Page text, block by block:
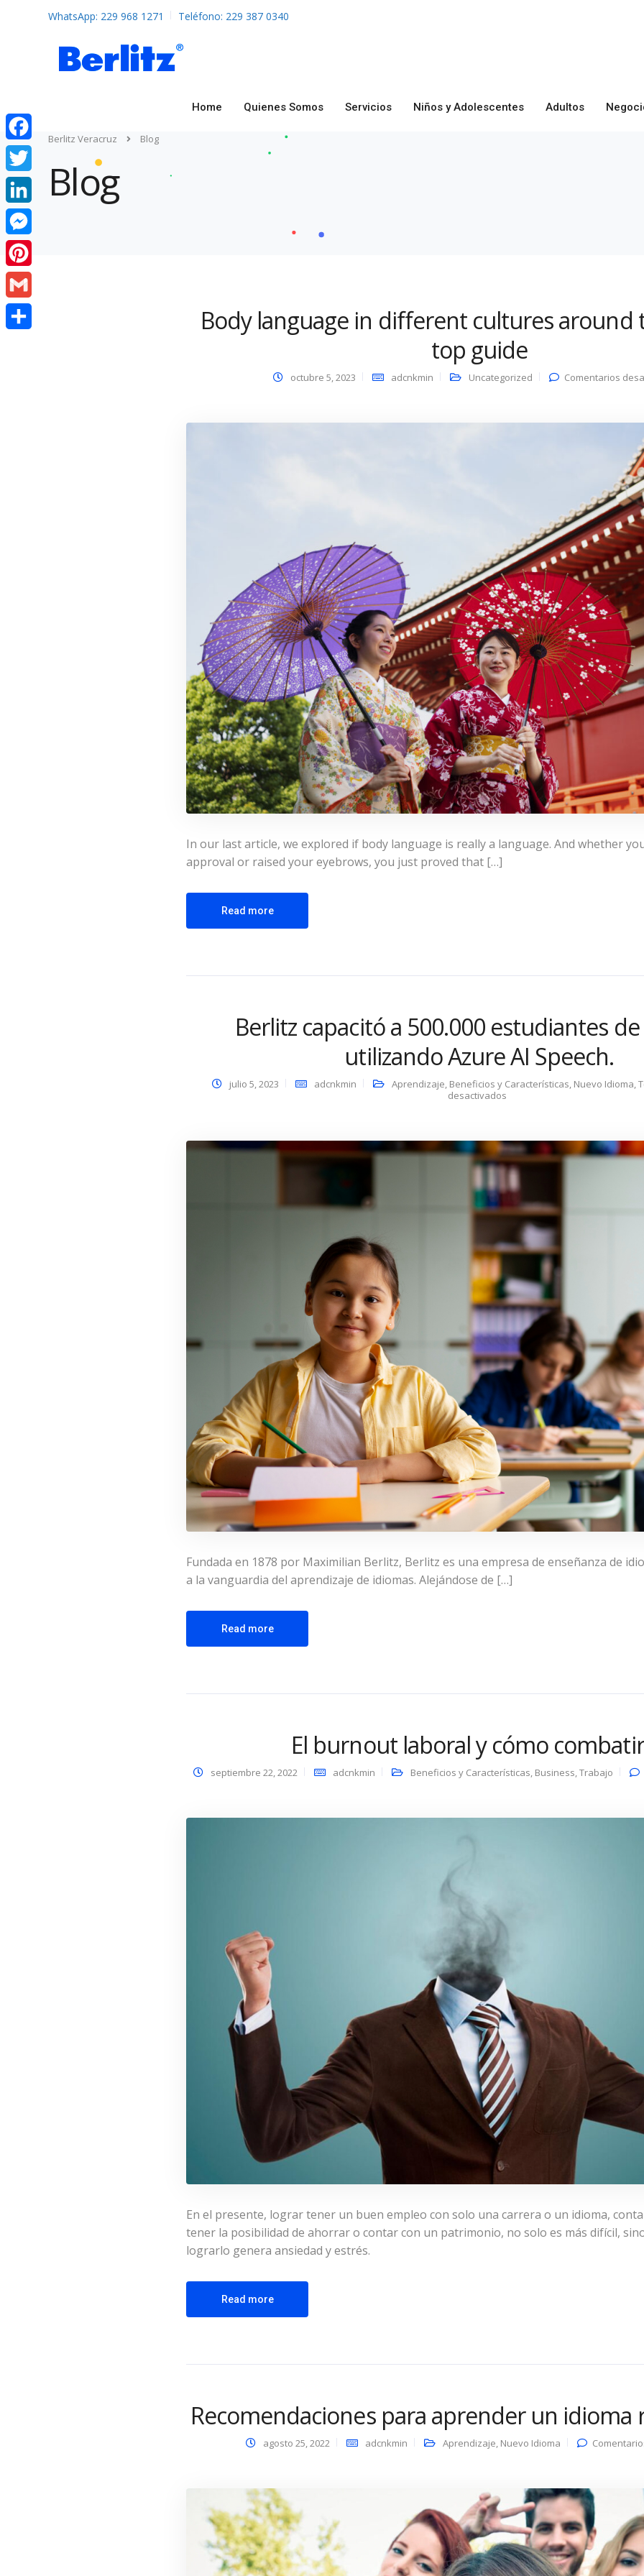
WhatsApp: 229 968 1271 Teléfono: 229 387 0340
Home Quienes Somos Servicios Niños y Adolescentes Adultos
Berlitz Veracruz Blog
Blog
Body language in different cultures around
top guide
octubre 5, 2023 adcnkmin Uncategorized Comentarios
In our last article, we explored if body language is really a language. And whether
approval or raised your eyebrows, you just proved that […]
Read more
Berlitz capacitó a 500.000 estudiantes
utilizando Azure AI Speech.
julio 5, 2023 adcnkmin Aprendizaje, Beneficios y Características, Nuevo Idioma,
desactivados
500.000
estudiantes
de
idiomas
utilizando
Azure
AI
Speech.
Fundada en 1878 por Maximilian Berlitz, Berlitz es una empresa de enseñanza de
a la vanguardia del aprendizaje de idiomas. Alejándose de […]
Read more
El burnout laboral y cómo
septiembre 22, 2022 adcnkmin Beneficios y Características, Business,Trabajo
En el presente, lograr tener un buen empleo con solo una carrera o un idioma,
tener la posibilidad de ahorrar o contar con un patrimonio, no solo es más difícil,
lograrlo genera ansiedad y estrés.
Read more
Recomendaciones para aprender un
agosto 25, 2022 adcnkmin Aprendizaje, Nuevo Idioma
Facebook
Twitter
LinkedIn
Messenger
Pinterest
Gmail